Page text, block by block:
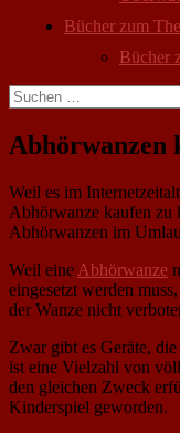
Bücher zum
Bücher
Suchen
nach:
Abhörwanzen
Weil es im
Abhörwanze kaufen zu
Abhörwanzen im
Weil eine Abhörwanze
eingesetzt werden
der Wanze nicht
Zwar gibt es Geräte,
ist eine Vielzahl von
den gleichen Zweck
Kinderspiel geworden.